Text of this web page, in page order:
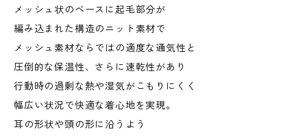
メッシュ状のベースに起毛部分が
編み込まれた構造のニット素材で
メッシュ素材ならではの適度な通気性と
圧倒的な保温性、さらに速乾性があり
行動時の過剰な熱や湿気がこもりにくく
幅広い状況で快適な着心地を実現。
耳の形状や頭の形に沿うよう